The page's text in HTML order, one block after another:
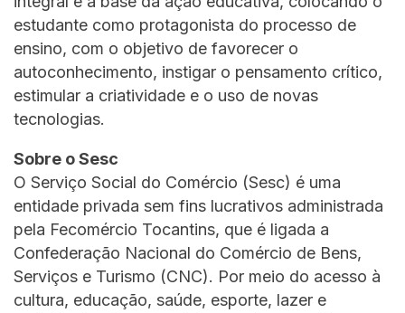
estudante como protagonista do processo de
ensino, com o objetivo de favorecer o
autoconhecimento, instigar o pensamento crítico,
estimular a criatividade e o uso de novas
tecnologias.
Sobre o Sesc
O Serviço Social do Comércio (Sesc) é uma
entidade privada sem fins lucrativos administrada
pela Fecomércio Tocantins, que é ligada a
Confederação Nacional do Comércio de Bens,
Serviços e Turismo (CNC). Por meio do acesso à
cultura, educação, saúde, esporte, lazer e